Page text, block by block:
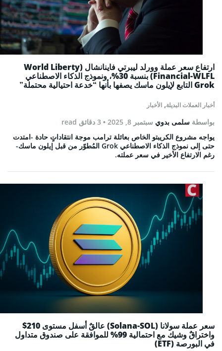
أخبار العملات البديلة, الأخبار
ارتفاع سعر عملة وورلد ليبرتي فاينانشال (World Liberty
Financial-WLFL) بنسبة 30%، ونموذج الذكاء الاصطناعي
Grok التابع لإيلون ماسك يصفها بأنها “خدعة احتيالية محتملة”
بواسطة سلمى بدوي سبتمبر 8, 2025
• 3 دقائق read
يواجه مشروع الكريبتو الخاص بعائلة ترامب موجة انتقاداتٍ حادة -امتدت
حتى إلى نموذج الذكاء الاصطناعي Grok المُطوّر من قبل إيلون ماسك-
رغم الارتفاع الأخير في سعر عملته.
سعر عملة سولانا (Solana-SOL) عالقٌ أسفل مستوى 210$
واختراقٌ وشيك مع احتمالية 99% للموافقة على صندوق متداول
في البورصة (ETF)